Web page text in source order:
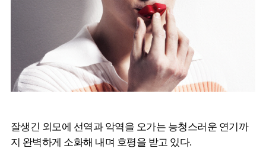
잘생긴 외모에 선역과 악역을 오가는 능청스러운 연기까
지 완벽하게 소화해 내며 호평을 받고 있다.